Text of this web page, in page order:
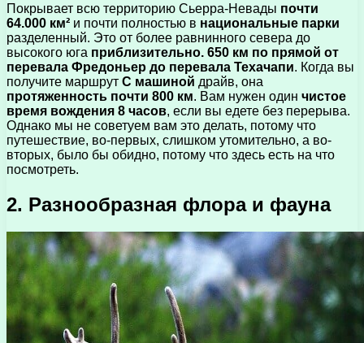
Покрывает всю территорию Сьерра-Невады почти
64.000 км² и почти полностью в национальные парки
разделенный. Это от более равнинного севера до
высокого юга приблизительно. 650 км по прямой от
перевала Фредоньер до перевала Техачапи. Когда вы
получите маршрут С машиной драйв, она
протяженность почти 800 км. Вам нужен один чистое
время вождения 8 часов, если вы едете без перерыва.
Однако мы не советуем вам это делать, потому что
путешествие, во-первых, слишком утомительно, а во-
вторых, было бы обидно, потому что здесь есть на что
посмотреть.
2. Разнообразная флора и фауна